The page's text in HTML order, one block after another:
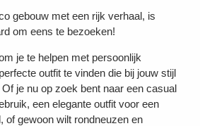
gebouw met een rijk verhaal, is
om eens te bezoeken!
je te helpen met persoonlijk
outfit te vinden die bij jouw stijl
je nu op zoek bent naar een casual
een elegante outfit voor een
of gewoon wilt rondneuzen en